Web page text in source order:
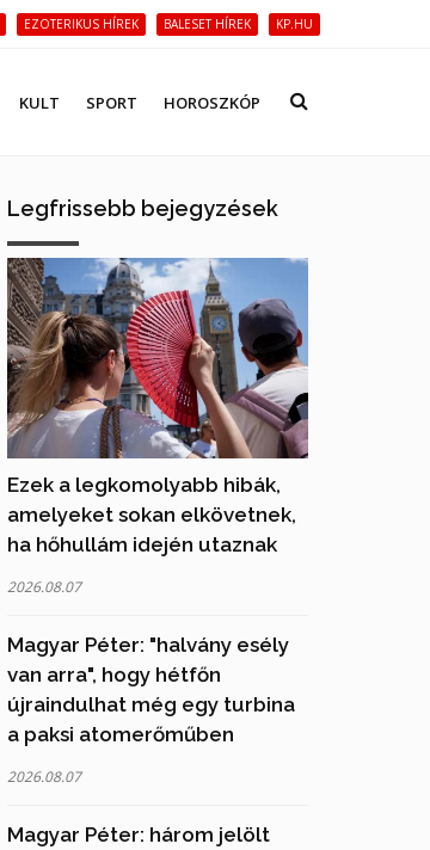
EZOTERIKUS HÍREK BALESET HÍREK KP.HU
KULT SPORT HOROSZKÓP
Legfrissebb bejegyzések
Ezek a legkomolyabb hibák,
amelyeket sokan elkövetnek,
ha hőhullám idején utaznak
2026.08.07
Magyar Péter: "halvány esély
van arra", hogy hétfőn
újraindulhat még egy turbina
a paksi atomerőműben
2026.08.07
Magyar Péter: három jelölt